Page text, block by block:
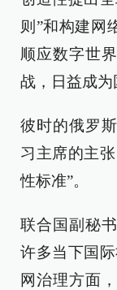
则”和构建网
顺应数字世
战，日益成为
彼时的俄罗
习主席的主
性标准”。
联合国副秘
许多当下国
网治理方面